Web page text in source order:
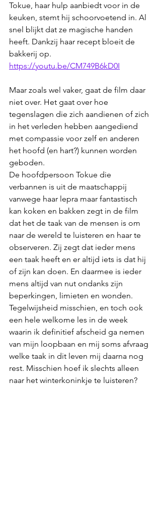
Tokue, haar hulp aanbiedt voor in de
keuken, stemt hij schoorvoetend in. Al
snel blijkt dat ze magische handen
heeft. Dankzij haar recept bloeit de
bakkerij op.
https://youtu.be/CM749B6kD0I
Maar zoals wel vaker, gaat de film daar
niet over. Het gaat over hoe
tegenslagen die zich aandienen of zich
in het verleden hebben aangediend
met compassie voor zelf en anderen
het hoofd (en hart?) kunnen worden
geboden.
De hoofdpersoon Tokue die
verbannen is uit de maatschappij
vanwege haar lepra maar fantastisch
kan koken en bakken zegt in de film
dat het de taak van de mensen is om
naar de wereld te luisteren en haar te
observeren. Zij zegt dat ieder mens
een taak heeft en er altijd iets is dat hij
of zijn kan doen. En daarmee is ieder
mens altijd van nut ondanks zijn
beperkingen, limieten en wonden.
Tegelwijsheid misschien, en toch ook
een hele welkome les in de week
waarin ik definitief afscheid ga nemen
van mijn loopbaan en mij soms afvraag
welke taak in dit leven mij daarna nog
rest. Misschien hoef ik slechts alleen
naar het winterkoninkje te luisteren?